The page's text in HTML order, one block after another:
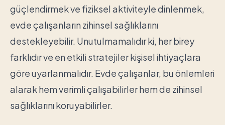
güçlendirmek ve fiziksel aktiviteyle dinlenmek,
evde çalışanların zihinsel sağlıklarını
destekleyebilir. Unutulmamalıdır ki, her birey
farklıdır ve en etkili stratejiler kişisel ihtiyaçlara
göre uyarlanmalıdır. Evde çalışanlar, bu önlemleri
alarak hem verimli çalışabilirler hem de zihinsel
sağlıklarını koruyabilirler.